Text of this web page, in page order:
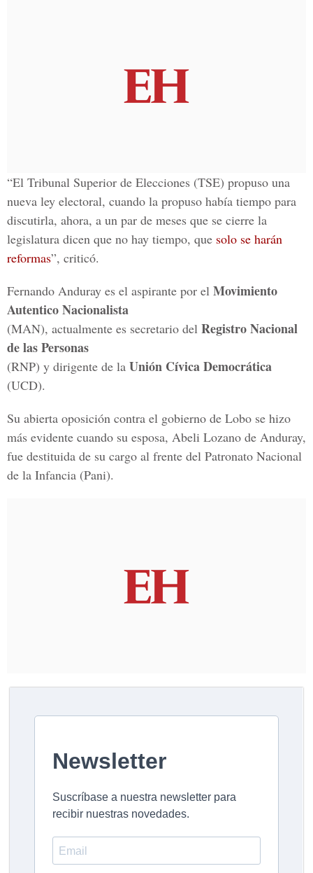
“El Tribunal Superior de Elecciones (TSE) propuso una
nueva ley electoral, cuando la propuso había tiempo para
discutirla, ahora, a un par de meses que se cierre la
legislatura dicen que no hay tiempo, que solo se harán
reformas”, criticó.
Fernando Anduray es el aspirante por el Movimiento
Autentico Nacionalista
(MAN), actualmente es secretario del Registro Nacional
de las Personas
(RNP) y dirigente de la Unión Cívica Democrática
(UCD).
Su abierta oposición contra el gobierno de Lobo se hizo
más evidente cuando su esposa, Abeli Lozano de Anduray,
fue destituida de su cargo al frente del Patronato Nacional
de la Infancia (Pani).